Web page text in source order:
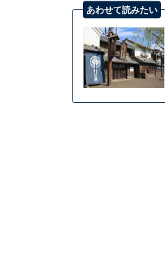
あわせて読みたい